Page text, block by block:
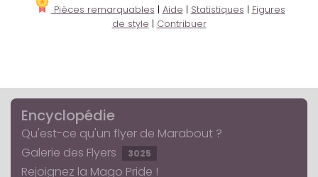
Pièces remarquables | Aide | Statistiques | Figures
de style | Contribuer
Encyclopédie
Qu'est-ce qu'un flyer de Marabout ?
Galerie des Flyers
3025
Rejoignez la Mago Pride !